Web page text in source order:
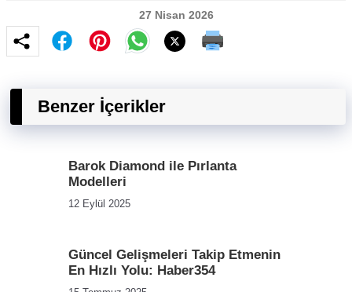
27 Nisan 2026
Benzer İçerikler
Barok Diamond ile Pırlanta
Modelleri
12 Eylül 2025
Güncel Gelişmeleri Takip Etmenin
En Hızlı Yolu: Haber354